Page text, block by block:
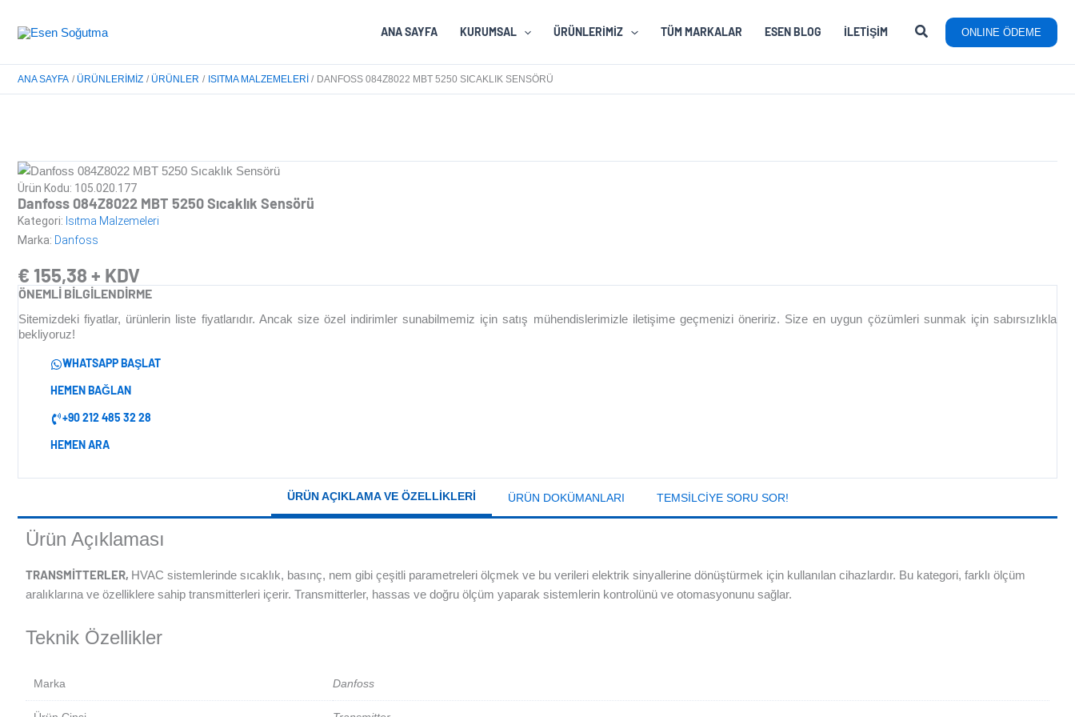
ANA SAYFA KURUMSAL ÜRÜNLERIMIZ TÜM MARKALAR ESEN BLOG İLETIŞIM ONLINE ÖDEME
ANA SAYFA ÜRÜNLERIMIZ ÜRÜNLER ISITMA MALZEMELERI DANFOSS 084Z8022 MBT 5250 SICAKLIK SENSÖRÜ
Ürün Kodu: 105.020.177
Danfoss 084Z8022 MBT 5250 Sıcaklık Sensörü
Kategori: Isıtma Malzemeleri
Marka: Danfoss
€ 155,38 + KDV
ÖNEMLİ BİLGİLENDİRME
Sitemizdeki fiyatlar, ürünlerin liste fiyatlarıdır. Ancak size özel indirimler sunabilmemiz için satış mühendislerimizle iletişime geçmenizi öneririz. Size en uygun çözümleri sunmak için sabırsızlıkla
bekliyoruz!
WHATSAPP BAŞLAT
HEMEN BAĞLAN
+90 212 485 32 28
HEMEN ARA
ÜRÜN AÇIKLAMA VE ÖZELLIKLERI ÜRÜN DOKÜMANLARI TEMSILCIYE SORU SOR!
Ürün Açıklaması
TRANSMITTERLER, HVAC sistemlerinde sıcaklık, basınç, nem gibi çeşitli parametreleri ölçmek ve bu verileri elektrik sinyallerine dönüştürmek için kullanılan cihazlardır. Bu kategori, farklı ölçüm
aralıklarına ve özelliklere sahip transmitterleri içerir. Transmitterler, hassas ve doğru ölçüm yaparak sistemlerin kontrolünü ve otomasyonunu sağlar.
Teknik Özellikler
Marka Danfoss